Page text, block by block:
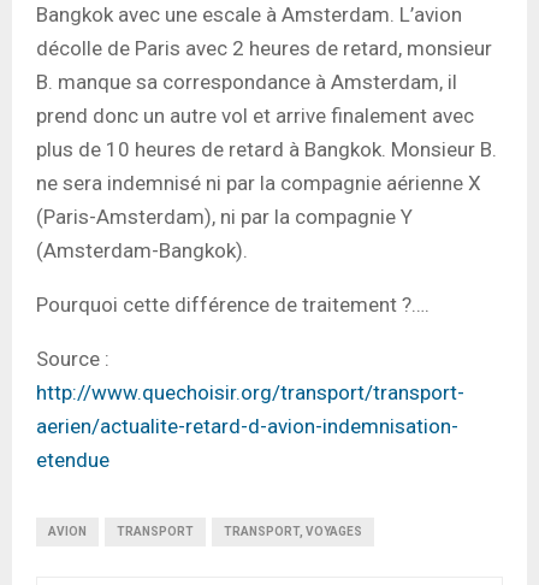
Bangkok avec une escale à Amsterdam. L’avion
décolle de Paris avec 2 heures de retard, monsieur
B. manque sa correspondance à Amsterdam, il
prend donc un autre vol et arrive finalement avec
plus de 10 heures de retard à Bangkok. Monsieur B.
ne sera indemnisé ni par la compagnie aérienne X
(Paris-Amsterdam), ni par la compagnie Y
(Amsterdam-Bangkok).
Pourquoi cette différence de traitement ?….
Source :
http://www.quechoisir.org/transport/transport-
aerien/actualite-retard-d-avion-indemnisation-
etendue
AVION TRANSPORT TRANSPORT, VOYAGES